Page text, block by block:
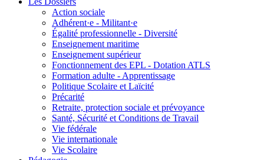
Action sociale
Adhérent·e - Militant·e
Égalité professionnelle - Diversité
Enseignement maritime
Enseignement supérieur
Fonctionnement des EPL - Dotation ATLS
Formation adulte - Apprentissage
Politique Scolaire et Laïcité
Précarité
Retraite, protection sociale et prévoyance
Santé, Sécurité et Conditions de Travail
Vie fédérale
Vie internationale
Vie Scolaire